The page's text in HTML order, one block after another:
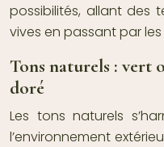
possibilités, allant des
vives en passant par
Tons naturels : vert
doré
Les tons naturels
l’environnement